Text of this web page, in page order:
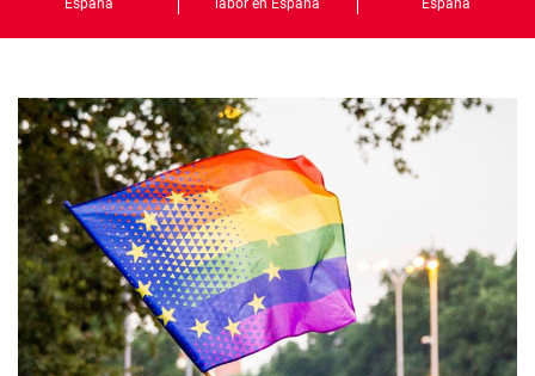
España
labor en España
España